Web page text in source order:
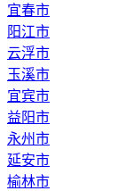
宜春市
阳江市
云浮市
玉溪市
宜宾市
益阳市
永州市
延安市
榆林市